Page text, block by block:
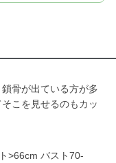
骨が出ている方が多
こを見せるのもカッ
>66cm バスト70-